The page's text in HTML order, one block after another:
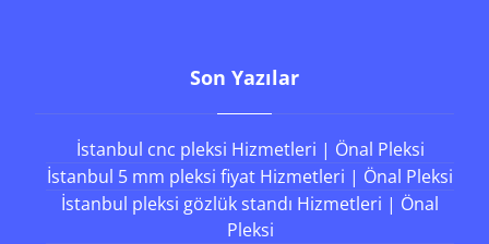
Son Yazılar
İstanbul cnc pleksi Hizmetleri | Önal Pleksi
İstanbul 5 mm pleksi fiyat Hizmetleri | Önal Pleksi
İstanbul pleksi gözlük standı Hizmetleri | Önal
Pleksi